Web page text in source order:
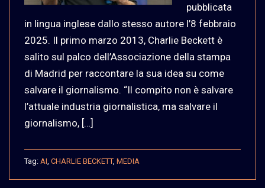
pubblicata
in lingua inglese dallo stesso autore l’8 febbraio
2025. Il primo marzo 2013, Charlie Beckett è
salito sul palco dell’Associazione della stampa
di Madrid per raccontare la sua idea su come
salvare il giornalismo. “Il compito non è salvare
l’attuale industria giornalistica, ma salvare il
giornalismo, […]
Tag: AI CHARLIE BECKETT, MEDIA